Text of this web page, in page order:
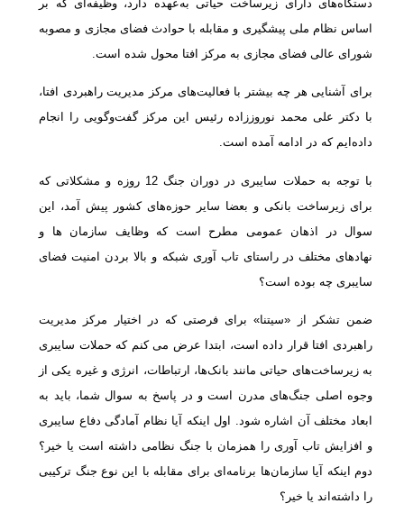
دستگاه‌های دارای زیرساخت حیاتی به‌عهده دارد، وظیفه‌ای که بر
اساس نظام ملی پیشگیری و مقابله با حوادث فضای مجازی و مصوبه
شورای عالی فضای مجازی به مرکز افتا محول شده است.
برای آشنایی هر چه بیشتر با فعالیت‌های مرکز مدیریت راهبردی افتا،
با دکتر علی محمد نوروززاده رئیس این مرکز گفت‌وگویی را انجام
داده‌ایم که در ادامه آمده است.
با توجه به حملات سایبری در دوران جنگ 12 روزه و مشکلاتی که
برای زیرساخت بانکی و بعضا سایر حوزه‌های کشور پیش آمد، این
سوال در اذهان عمومی مطرح است که وظایف سازمان ها و
نهادهای مختلف در راستای تاب آوری شبکه و بالا بردن امنیت فضای
سایبری چه بوده است؟
ضمن تشکر از «سیتنا» برای فرصتی که در اختیار مرکز مدیریت
راهبردی افتا قرار داده است، ابتدا عرض می کنم که حملات سایبری
به زیرساخت‌های حیاتی مانند بانک‌ها، ارتباطات، انرژی و غیره یکی از
وجوه اصلی جنگ‌های مدرن است و در پاسخ به سوال شما، باید به
ابعاد مختلف آن اشاره شود. اول اینکه آیا نظام آمادگی دفاع سایبری
و افزایش تاب آوری را همزمان با جنگ نظامی داشته است یا خیر؟
دوم اینکه آیا سازمان‌ها برنامه‌ای برای مقابله با این نوع جنگ ترکیبی
را داشته‌اند یا خیر؟